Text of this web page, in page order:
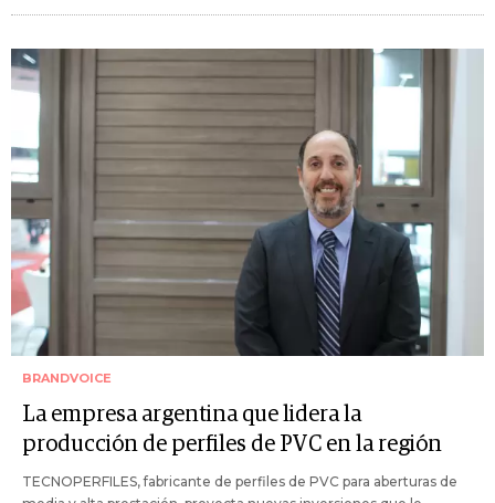
BRANDVOICE
La empresa argentina que lidera la
producción de perfiles de PVC en la región
TECNOPERFILES, fabricante de perfiles de PVC para aberturas de